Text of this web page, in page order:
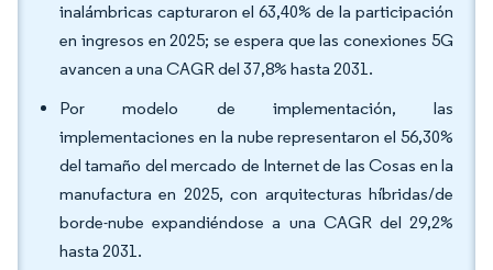
inalámbricas capturaron el 63,40% de la participación
en ingresos en 2025; se espera que las conexiones 5G
avancen a una CAGR del 37,8% hasta 2031.
Por modelo de implementación, las
implementaciones en la nube representaron el 56,30%
del tamaño del mercado de Internet de las Cosas en la
manufactura en 2025, con arquitecturas híbridas/de
borde-nube expandiéndose a una CAGR del 29,2%
hasta 2031.